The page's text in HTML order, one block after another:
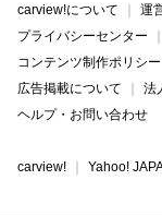
carview!について 運
プライバシーセンター
コンテンツ制作ポリシー
広告掲載について
法
ヘルプ・お問い合わせ
carview! Yahoo!